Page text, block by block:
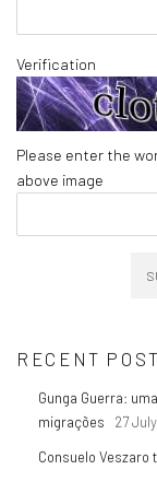
Verification
Please enter the
above image
RECENT
Gunga Guerra:
migrações
27
Consuelo Veszaro